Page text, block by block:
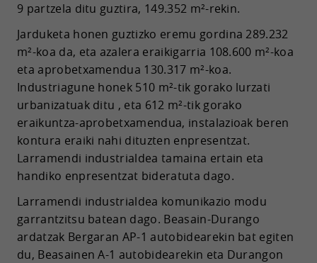
9 partzela ditu guztira, 149.352 m²-rekin.
Jarduketa honen guztizko eremu gordina 289.232
m²-koa da, eta azalera eraikigarria 108.600 m²-koa
eta aprobetxamendua 130.317 m²-koa.
Industriagune honek 510 m²-tik gorako lurzati
urbanizatuak ditu , eta 612 m²-tik gorako
eraikuntza-aprobetxamendua, instalazioak beren
kontura eraiki nahi dituzten enpresentzat.
Larramendi industrialdea tamaina ertain eta
handiko enpresentzat bideratuta dago.
Larramendi industrialdea komunikazio modu
garrantzitsu batean dago. Beasain-Durango
ardatzak Bergaran AP-1 autobidearekin bat egiten
du, Beasainen A-1 autobidearekin eta Durangon